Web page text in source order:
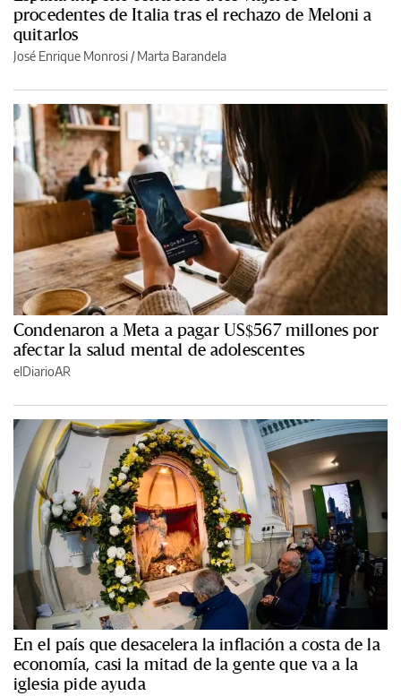
procedentes de Italia tras el rechazo de Meloni a
quitarlos
José Enrique Monrosi / Marta Barandela
Condenaron a Meta a pagar US$567 millones por
afectar la salud mental de adolescentes
elDiarioAR
En el país que desacelera la inflación a costa de la
economía, casi la mitad de la gente que va a la
iglesia pide ayuda